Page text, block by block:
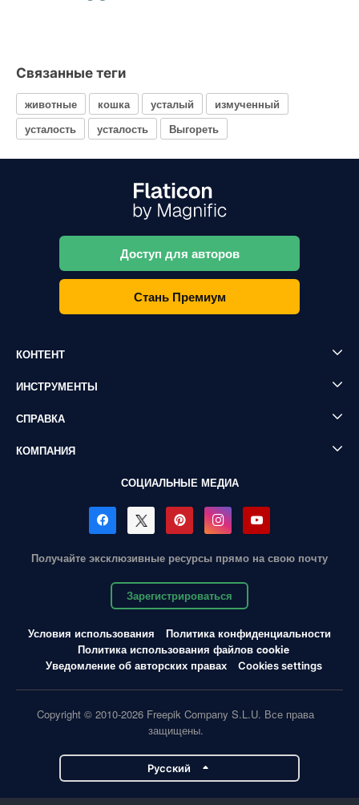
Связанные теги
животные кошка усталый
измученный
усталость
усталость Выгореть
Доступ для авторов
Стань Премиум
КОНТЕНТ
ИНСТРУМЕНТЫ
СПРАВКА
КОМПАНИЯ
СОЦИАЛЬНЫЕ МЕДИА
Получайте эксклюзивные ресурсы прямо на свою почту
Зарегистрироваться
Условия использования
Политика конфиденциальности
Политика использования файлов cookie
Уведомление об авторских правах
Cookies settings
Copyright © 2010-2026 Freepik Company S.L.U. Все права
защищены.
Pусский